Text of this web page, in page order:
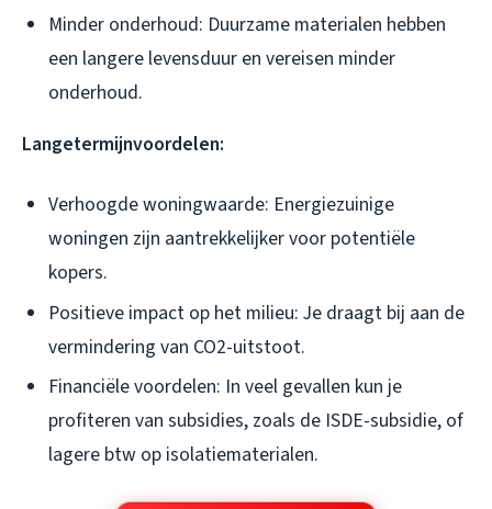
Minder onderhoud: Duurzame materialen hebben
een langere levensduur en vereisen minder
onderhoud.
Langetermijnvoordelen:
Verhoogde woningwaarde: Energiezuinige
woningen zijn aantrekkelijker voor potentiële
kopers.
Positieve impact op het milieu: Je draagt bij aan de
vermindering van CO2-uitstoot.
Financiële voordelen: In veel gevallen kun je
profiteren van subsidies, zoals de ISDE-subsidie, of
lagere btw op isolatiematerialen.